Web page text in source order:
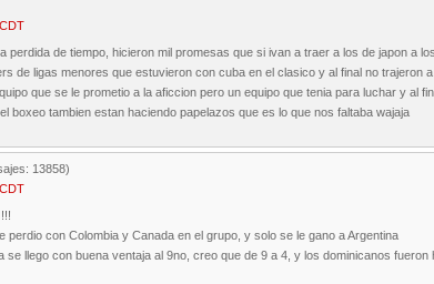
perdida de tiempo, hicieron mil promesas que si ivan a traer a los de japon a
de ligas menores que estuvieron con cuba en el clasico y al final no trajeron
que se le prometio a la aficcion pero un equipo que tenia para luchar y al
boxeo tambien estan haciendo papelazos que es lo que nos faltaba wajaja
13858)
con Colombia y Canada en el grupo, y solo se le gano a Argentina
se llego con buena ventaja al 9no, creo que de 9 a 4, y los dominicanos fueron